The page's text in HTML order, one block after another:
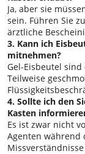
Ja, aber sie
sein. Führen Sie
ärztliche
3. Kann ich
mitnehmen?
Gel-Eisbeutel
Teilweise
4. Sollte ich den
Kasten
Es ist zwar nicht
Agenten während